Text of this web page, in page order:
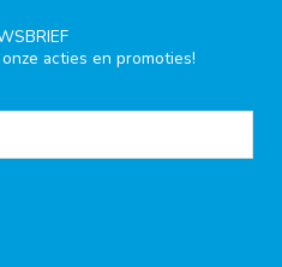
acties en promoties!